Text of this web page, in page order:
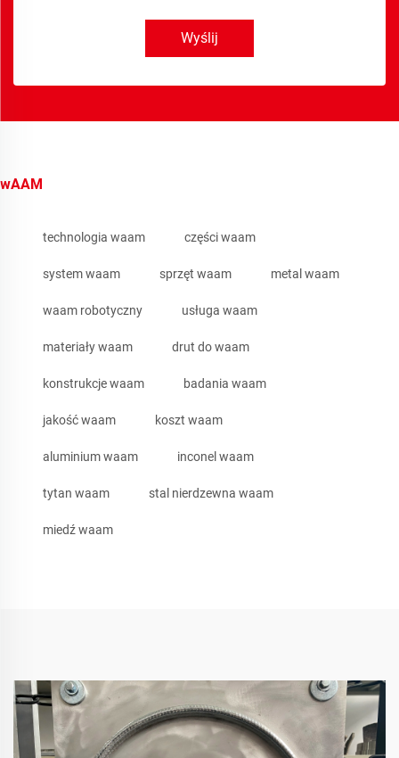
Wyślij
wAAM
technologia waam części waam
system waam sprzęt waam metal waam
waam robotyczny usługa waam
materiały waam drut do waam
konstrukcje waam badania waam
jakość waam koszt waam
aluminium waam inconel waam
tytan waam stal nierdzewna waam
miedź waam